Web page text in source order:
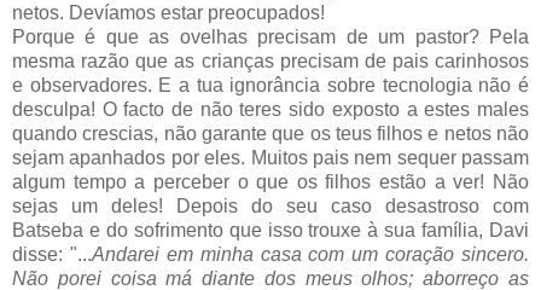
netos. Devíamos estar preocupados!
Porque é que as ovelhas precisam de um pastor? Pela
mesma razão que as crianças precisam de pais carinhosos
e observadores. E a tua ignorância sobre tecnologia não é
desculpa! O facto de não teres sido exposto a estes males
quando crescias, não garante que os teus filhos e netos não
sejam apanhados por eles. Muitos pais nem sequer passam
algum tempo a perceber o que os filhos estão a ver! Não
sejas um deles! Depois do seu caso desastroso com
Batseba e do sofrimento que isso trouxe à sua família, Davi
disse: "...Andarei em minha casa com um coração sincero.
Não porei coisa má diante dos meus olhos; aborreço as